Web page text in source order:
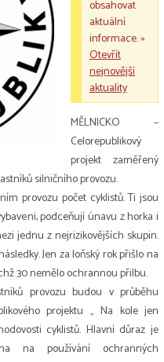
obsahovat
aktuální
informace. »
Otevřít
nejnovější
aktuality
MĚLNICKO –
Celorepublikový
projekt zaměřený
silničního provozu.
provozu počet cyklistů. Ti jsou
podceňují únavu z horka i
jednu z nejrizikovějších skupin.
Jen za loňský rok přišlo na
30 nemělo ochrannou přilbu.
provozu budou v průběhu
projektu „ Na kole jen
cyklistů. Hlavní důraz je
na používání ochranných